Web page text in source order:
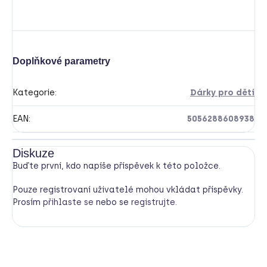
Doplňkové parametry
Kategorie: Dárky pro děti
EAN: 5056288608938
Diskuze
Buďte první, kdo napíše příspěvek k této položce.
Pouze registrovaní uživatelé mohou vkládat příspěvky.
Prosím přihlaste se nebo se registrujte.